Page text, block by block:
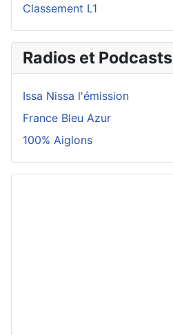
Classement L1
Radios et Podcasts
Issa Nissa l'émission
France Bleu Azur
100% Aiglons